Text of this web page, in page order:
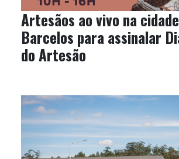
Artesãos ao vivo na
Barcelos para assinalar
do Artesão